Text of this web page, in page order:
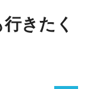
きたく